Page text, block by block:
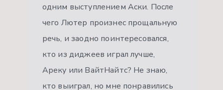
одним выступлением Аски. После
чего Лютер произнес прощальную
речь, и заодно поинтересовался,
кто из диджеев играл лучше,
Ареку или ВайтНайтс? Не знаю,
кто выиграл, но мне понравились